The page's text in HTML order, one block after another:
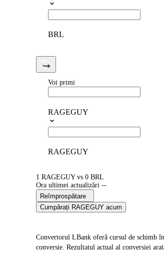
BRL
Voi primi
RAGEGUY
RAGEGUY
1 RAGEGUY vs 0 BRL
Ora ultimei actualizări --
Reîmprospătare
Cumpărați RAGEGUY acum
Convertorul LBank oferă cursul de schimb
conversie. Rezultatul actual al conversiei